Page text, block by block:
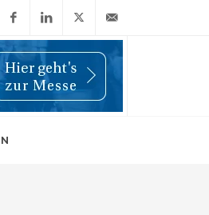
LinkedIn
X
(Twitter)
info@wiwi-